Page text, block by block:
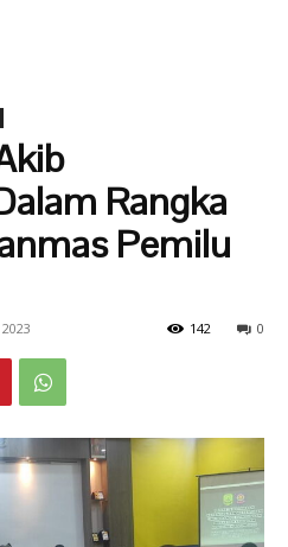
Rangka
Pemilu
0
142